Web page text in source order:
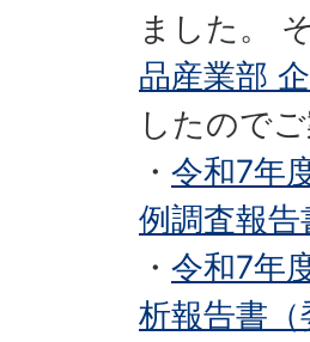
ました。
品産業部
したのでご
・ 令和7年
例調査報告
・ 令和7年
析報告書（